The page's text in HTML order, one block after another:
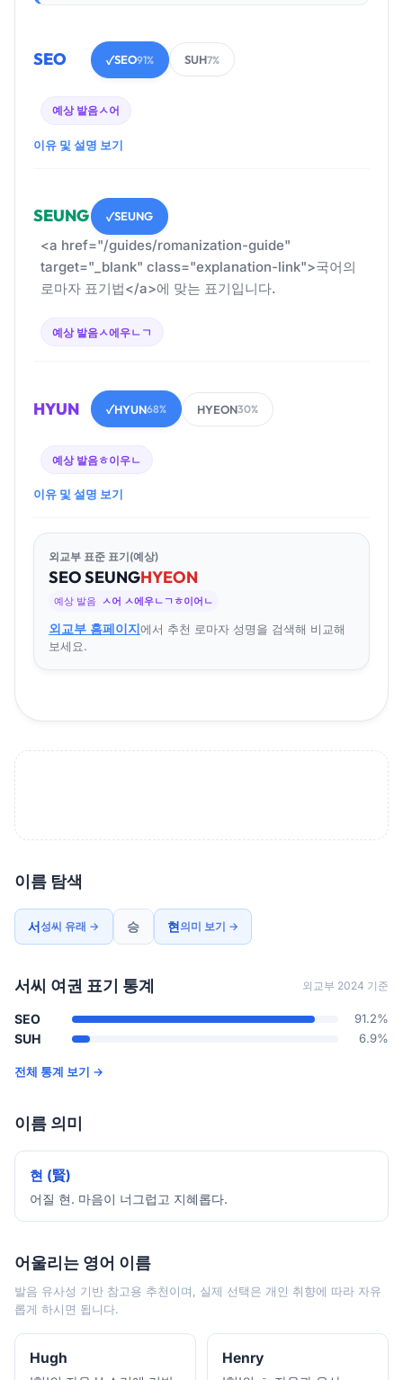
SEO ✓SEO91% SUH7%
예상 발음ㅅ어
이유 및 설명 보기
SEUNG ✓SEUNG
<a href="/guides/romanization-guide"
target="_blank" class="explanation-link">국어의
로마자 표기법</a>에 맞는 표기입니다.
예상 발음ㅅ에우ㄴㄱ
HYUN ✓HYUN68% HYEON30%
예상 발음ㅎ이우ㄴ
이유 및 설명 보기
외교부 표준 표기(예상)
SEOSEUNGHYEON
예상 발음 ㅅ어 ㅅ에우ㄴㄱㅎ이어ㄴ
외교부 홈페이지에서 추천 로마자 성명을 검색해 비교해
보세요.
이름 탐색
서성씨 유래 → 승 현의미 보기 →
서씨 여권 표기 통계 외교부 2024 기준
SEO 91.2%
SUH 6.9%
전체 통계 보기 →
이름 의미
현 (賢)
어질 현. 마음이 너그럽고 지혜롭다.
어울리는 영어 이름
발음 유사성 기반 참고용 추천이며, 실제 선택은 개인 취향에 따라 자유
롭게 하시면 됩니다.
Hugh Henry